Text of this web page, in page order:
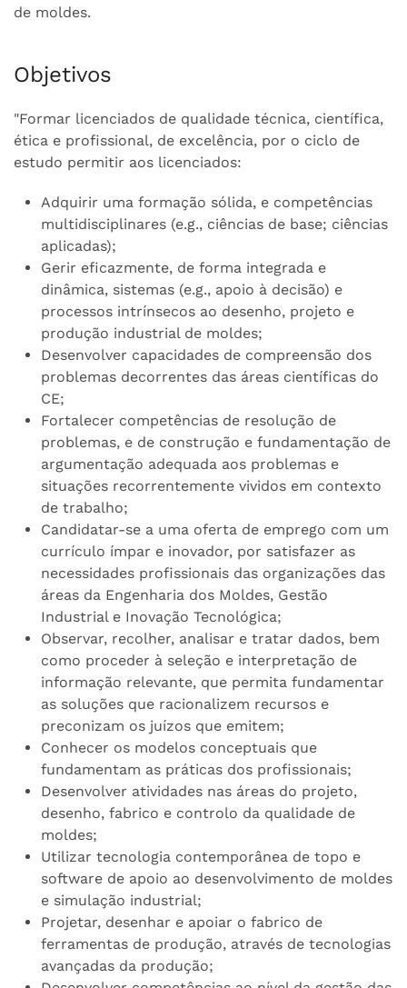
de moldes.
Objetivos
"Formar licenciados de qualidade técnica, científica,
ética e profissional, de excelência, por o ciclo de
estudo permitir aos licenciados:
Adquirir uma formação sólida, e competências
multidisciplinares (e.g., ciências de base; ciências
aplicadas);
Gerir eficazmente, de forma integrada e
dinâmica, sistemas (e.g., apoio à decisão) e
processos intrínsecos ao desenho, projeto e
produção industrial de moldes;
Desenvolver capacidades de compreensão dos
problemas decorrentes das áreas científicas do
CE;
Fortalecer competências de resolução de
problemas, e de construção e fundamentação de
argumentação adequada aos problemas e
situações recorrentemente vividos em contexto
de trabalho;
Candidatar-se a uma oferta de emprego com um
currículo ímpar e inovador, por satisfazer as
necessidades profissionais das organizações das
áreas da Engenharia dos Moldes, Gestão
Industrial e Inovação Tecnológica;
Observar, recolher, analisar e tratar dados, bem
como proceder à seleção e interpretação de
informação relevante, que permita fundamentar
as soluções que racionalizem recursos e
preconizam os juízos que emitem;
Conhecer os modelos conceptuais que
fundamentam as práticas dos profissionais;
Desenvolver atividades nas áreas do projeto,
desenho, fabrico e controlo da qualidade de
moldes;
Utilizar tecnologia contemporânea de topo e
software de apoio ao desenvolvimento de moldes
e simulação industrial;
Projetar, desenhar e apoiar o fabrico de
ferramentas de produção, através de tecnologias
avançadas da produção;